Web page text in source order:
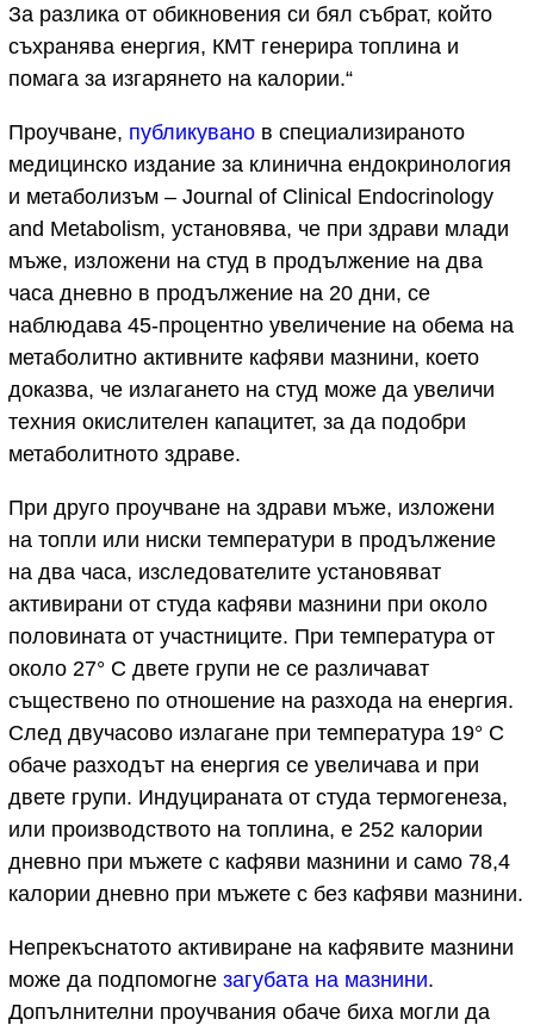
За разлика от обикновения си бял събрат, който
съхранява енергия, КМТ генерира топлина и
помага за изгарянето на калории.“
Проучване, публикувано в специализираното
медицинско издание за клинична ендокринология
и метаболизъм – Journal of Clinical Endocrinology
and Metabolism, установява, че при здрави млади
мъже, изложени на студ в продължение на два
часа дневно в продължение на 20 дни, се
наблюдава 45-процентно увеличение на обема на
метаболитно активните кафяви мазнини, което
доказва, че излагането на студ може да увеличи
техния окислителен капацитет, за да подобри
метаболитното здраве.
При друго проучване на здрави мъже, изложени
на топли или ниски температури в продължение
на два часа, изследователите установяват
активирани от студа кафяви мазнини при около
половината от участниците. При температура от
около 27° С двете групи не се различават
съществено по отношение на разхода на енергия.
След двучасово излагане при температура 19° C
обаче разходът на енергия се увеличава и при
двете групи. Индуцираната от студа термогенеза,
или производството на топлина, е 252 калории
дневно при мъжете с кафяви мазнини и само 78,4
калории дневно при мъжете с без кафяви мазнини.
Непрекъснатото активиране на кафявите мазнини
може да подпомогне загубата на мазнини.
Допълнителни проучвания обаче биха могли да